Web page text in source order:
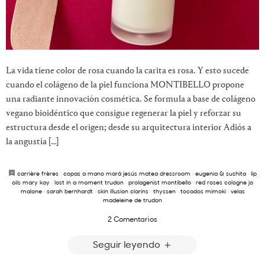
La vida tiene color de rosa cuando la carita es rosa. Y esto sucede
cuando el colágeno de la piel funciona MONTIBELLO propone
una radiante innovación cosmética. Se formula a base de colágeno
vegano bioidéntico que consigue regenerar la piel y reforzar su
estructura desde el origen; desde su arquitectura interior Adiós a
la angustia […]
carrière frères · copas a mano mará jesús matea dressroom · eugenia & sushita · lip
oils mary kay · lost in a moment trudon · prolagenist montibello · red roses cologne jo
malone· sarah bernhardt· skin illusion clarins· thyssen· tocados mimoki· velas
madeleine de trudon
2 Comentarios
Seguir leyendo